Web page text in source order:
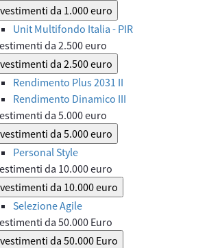
da 1.000 euro
Unit Multifondo Italia - PIR
da 2.500 euro
da 2.500 euro
Rendimento Plus 2031 II
Rendimento Dinamico III
da 5.000 euro
da 5.000 euro
Personal Style
da 10.000 euro
da 10.000 euro
Selezione Agile
da 50.000 Euro
da 50.000 Euro